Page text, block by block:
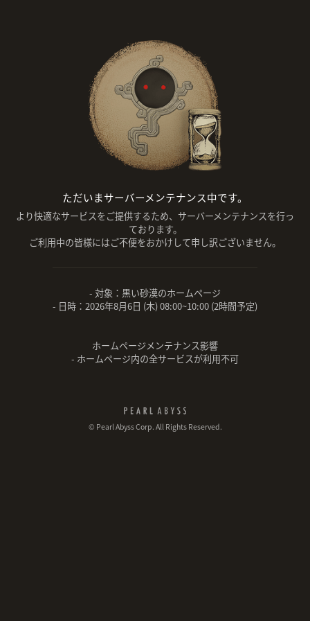
ただいまサーバーメンテナンス中です。
より快適なサービスをご提供するため、サーバーメンテナンスを行っ
ております。
ご利用中の皆様にはご不便をおかけして申し訳ございません。
- 対象：黒い砂漠のホームページ
- 日時：2026年8月6日 (木) 08:00~10:00 (2時間予定)
ホームページメンテナンス影響
- ホームページ内の全サービスが利用不可
© Pearl Abyss Corp. All Rights Reserved.